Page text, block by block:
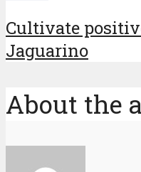
Cultivate
Jaguarino
About the